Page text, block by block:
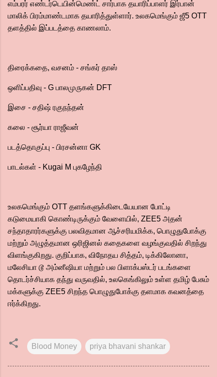
எம்பரர் எண்டர்டெயின்மெண்ட் சார்பாக தயாரிப்பாளர் இர்பான்
மாலிக் பிரம்மாண்டமாக தயாரித்துள்ளார். உலகமெங்கும் ஜீ5 OTT
தளத்தில் இப்படத்தை காணலாம்.
திரைக்கதை, வசனம் - சங்கர் தாஸ்
ஒளிப்பதிவு - G பாலமுருகன் DFT
இசை - சதிஷ் ரகுநந்தன்
கலை - சூர்யா ராஜீவன்
படத்தொகுப்பு - பிரசன்னா GK
பாடல்கள் - Kugai M புகழேந்தி
உலகமெங்கும் OTT தளங்களுக்கிடையேயான போட்டி
கடுமையாகி கொண்டிருக்கும் வேளையில், ZEE5 அதன்
சந்தாதாரர்களுக்கு பலவிதமான ஆச்சரியமிக்க, பொழுதுபோக்கு
மற்றும் அழுத்தமான ஒரிஜினல் கதைகளை வழங்குவதில் சிறந்து
விளங்குகிறது. குறிப்பாக, விநோதய சித்தம், டிக்கிலோனா,
மலேசியா டூ அம்னீஷியா மற்றும் பல பிளாக்பஸ்டர் படங்களை
தொடர்ச்சியாக தந்து வருவதில், உலகெங்கிலும் உள்ள தமிழ் பேசும்
மக்களுக்கு ZEE5 சிறந்த பொழுதுபோக்கு தளமாக கவனத்தை
ஈர்க்கிறது.
Blood Money priya bhavani shankar